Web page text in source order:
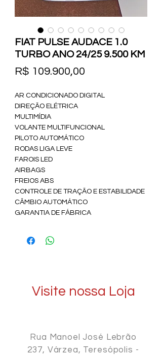
FIAT PULSE AUDACE 1.0
TURBO ANO 24/25 9.500 KM
R$ 109.900,00
AR CONDICIONADO DIGITAL
DIREÇÃO ELÉTRICA
MULTIMÍDIA
VOLANTE MULTIFUNCIONAL
PILOTO AUTOMÁTICO
RODAS LIGA LEVE
FAROIS LED
AIRBAGS
FREIOS ABS
CONTROLE DE TRAÇÃO E ESTABILIDADE
CÂMBIO AUTOMÁTICO
GARANTIA DE FÁBRICA
Visite nossa Loja
Rua Manoel José Lebrão
237, Várzea, Teresópolis -